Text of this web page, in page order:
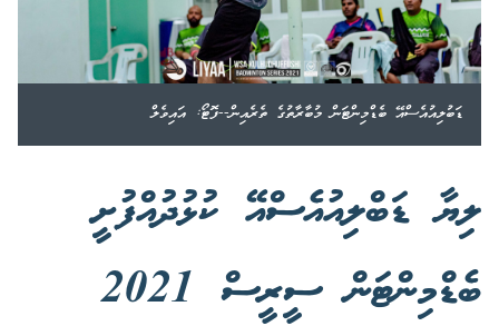
ޑަބުލިއުއެސްއޭ ބެޑްމިންޓަން މުބާރާތުގެ ތެރެއިން--ފޮޓޯ: އައިވެލް
ލިޔާ ޑަބްލިއުއެސްއޭ ކުޅުދުއްފުށީ
ބެޑްމިންޓަން ސީރީސް 2021